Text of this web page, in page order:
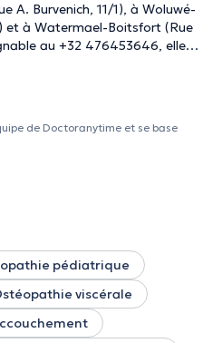
A. Burvenich, 11/1), à Woluwé-
au +32 476453646, elle
enceintes. Elle peut vous
costales, votre migraine, vos
Elle accepte les
de Doctoranytime et se base
pédiatrique
viscérale